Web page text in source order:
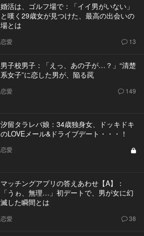
婚活は、ゴルフ場で：「イイ男がいない」
と嘆く29歳女が見つけた、最高の出会いの
場とは
恋愛 13
男子校男子：「えっ、あの子が…？」“清楚
系女子”に恋した男が、陥る罠
恋愛 149
汐留タラレバ娘：34歳独身女、ドッキドキ
のLOVEメール&ドライブデート・・・！
恋愛
マッチングアプリの答えあわせ【A】：
「うゎ、無理…」初デートで、男が女に幻
滅した瞬間とは
恋愛 38